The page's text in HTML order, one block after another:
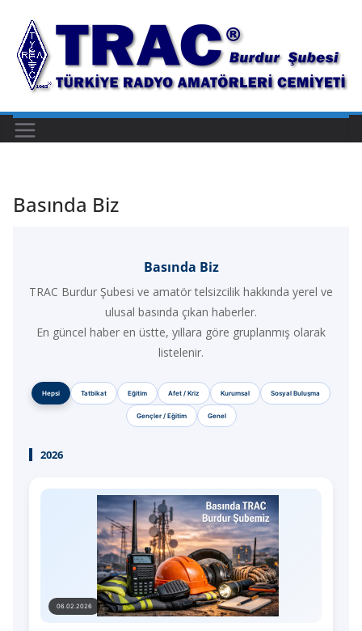
content
Basında Biz
Basında Biz
TRAC Burdur Şubesi ve amatör telsizcilik hakkında yerel ve
ulusal basında çıkan haberler.
En güncel haber en üstte, yıllara göre gruplanmış olarak
listelenir.
Hepsi Tatbikat Eğitim Afet / Kriz Kurumsal Sosyal Buluşma
Gençler / Eğitim Genel
2026
06.02.2026